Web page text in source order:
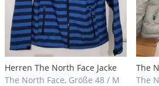
Herren The North Face Jacke
The North Face, Größe 48 / M
The
The